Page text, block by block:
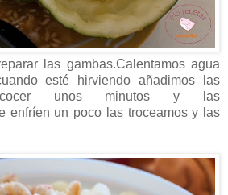
las gambas.Calentamos agua
esté hirviendo añadimos las
cocer unos minutos y las
enfríen un poco las troceamos y las